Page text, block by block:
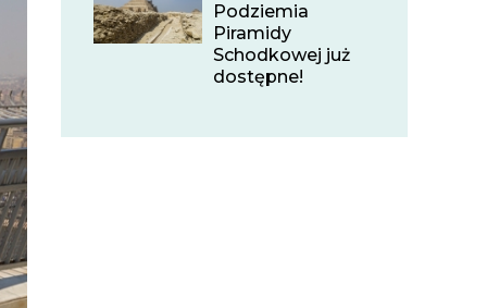
Podziemia
Piramidy
Schodkowej już
dostępne!